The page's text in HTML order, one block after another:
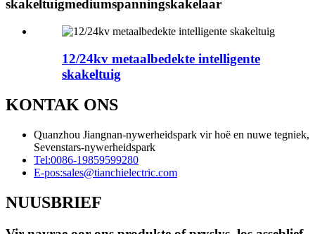
skakeltuigmediumspanningskakelaar
12/24kv metaalbedekte intelligente
skakeltuig
KONTAK ONS
Quanzhou Jiangnan-nywerheidspark vir hoë en nuwe tegniek,
Sevenstars-nywerheidspark
Tel:0086-19859599280
E-pos:sales@tianchielectric.com
NUUSBRIEF